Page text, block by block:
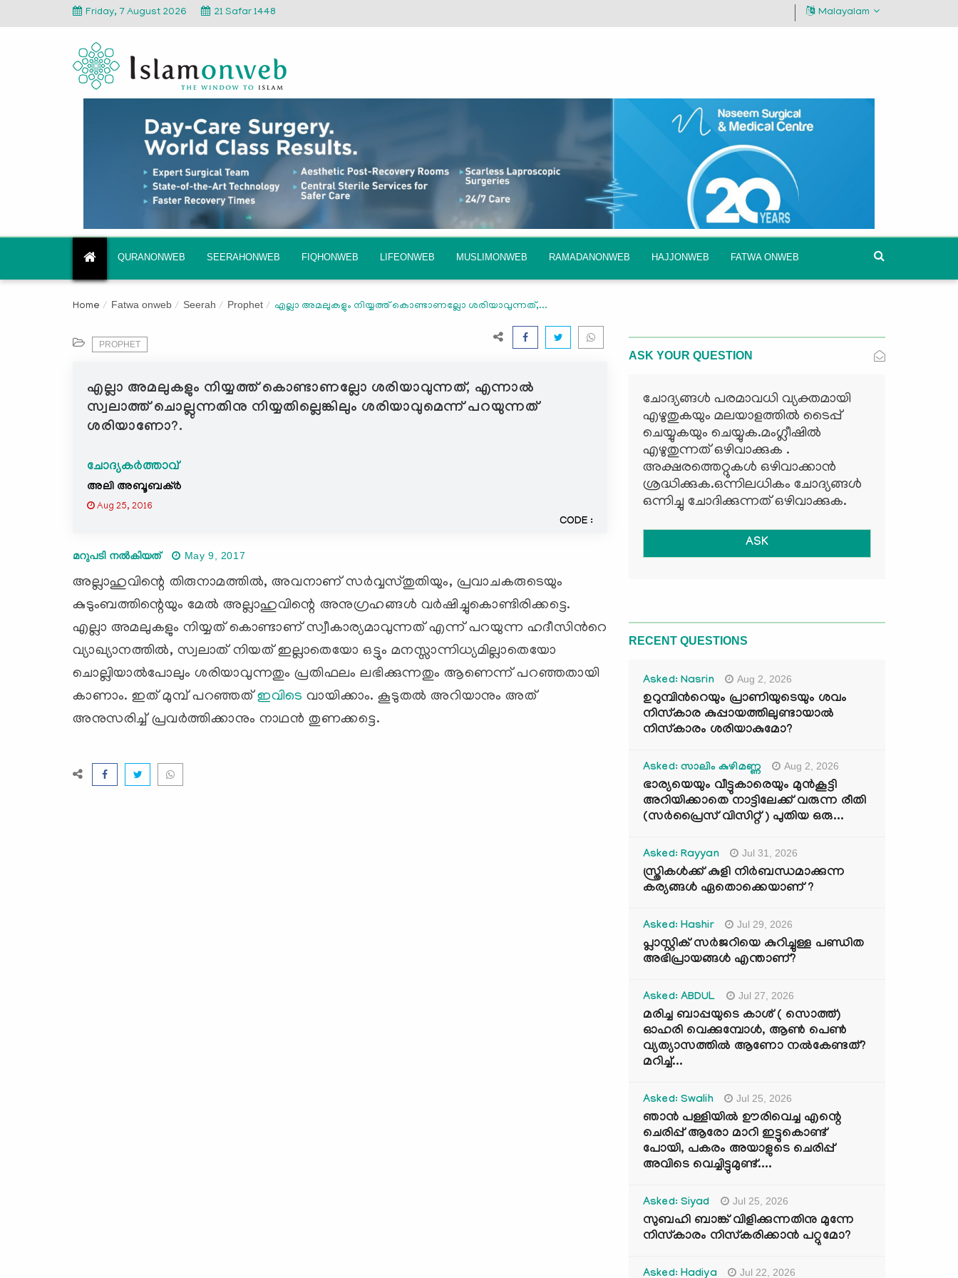
Friday, 7 August 2026 21 Safar 1448 Malayalam
QURANONWEB SEERAHONWEB FIQHONWEB LIFEONWEB MUSLIMONWEB RAMADANONWEB HAJJONWEB FATWA ONWEB
Home Fatwa onweb Seerah Prophet എല്ലാ അമലുകളും നിയ്യത്ത് കൊണ്ടാണല്ലോ ശരിയാവുന്നത്,...
PROPHET
എല്ലാ അമലുകളും നിയ്യത്ത് കൊണ്ടാണല്ലോ ശരിയാവുന്നത്, എന്നാൽ
സ്വലാത്ത് ചൊല്ലുന്നതിനു നിയ്യതില്ലെങ്കിലും ശരിയാവുമെന്ന് പറയുന്നത്
ശരിയാണോ?.
ചോദ്യകർത്താവ്
അലി അബൂബക്ര്‍
Aug 25, 2016
CODE :
മറുപടി നൽകിയത് May 9, 2017
അല്ലാഹുവിന്റെ തിരുനാമത്തില്‍, അവനാണ് സര്‍വ്വസ്തുതിയും, പ്രവാചകരുടെയും
കുടുംബത്തിന്റെയും മേല്‍ അല്ലാഹുവിന്റെ അനുഗ്രഹങ്ങള്‍ വര്‍ഷിച്ചുകൊണ്ടിരിക്കട്ടെ.
എല്ലാ അമലുകളും നിയ്യത് കൊണ്ടാണ് സ്വീകാര്യമാവുന്നത് എന്ന് പറയുന്ന ഹദീസിന്‍റെ
വ്യാഖ്യാനത്തില്‍, സ്വലാത് നിയത് ഇല്ലാതെയോ ഒട്ടും മനസ്സാന്നിധ്യമില്ലാതെയോ
ചൊല്ലിയാല്‍പോലും ശരിയാവുന്നതും പ്രതിഫലം ലഭിക്കുന്നതും ആണെന്ന് പറഞ്ഞതായി
കാണാം. ഇത് മുമ്പ് പറഞ്ഞത്ഇവിടെ വായിക്കാം. കൂടുതല്‍ അറിയാനും അത്
അനുസരിച്ച് പ്രവര്‍ത്തിക്കാനും നാഥന്‍ തുണക്കട്ടെ.
ASK YOUR QUESTION
ചോദ്യങ്ങള്‍ പരമാവധി വ്യക്തമായി
എഴുതുകയും മലയാളത്തില്‍ ടൈപ്പ്
ചെയ്യുകയും ചെയ്യുക.മംഗ്ലീഷില്‍
എഴുതുന്നത് ഒഴിവാക്കുക .
അക്ഷരത്തെറ്റുകള്‍ ഒഴിവാക്കാന്‍
ശ്രദ്ധിക്കുക.ഒന്നിലധികം ചോദ്യങ്ങള്‍
ഒന്നിച്ചു ചോദിക്കുന്നത് ഒഴിവാക്കുക.
ASK
RECENT QUESTIONS
Asked: Nasrin Aug 2, 2026
ഉറുമ്പിന്‍റെയും പ്രാണിയുടെയും ശവം
നിസ്കാര കുപ്പായത്തിലുണ്ടായാൽ
നിസ്കാരം ശരിയാകുമോ?
Asked: സാലിം കുഴിമണ്ണ Aug 2, 2026
ഭാര്യയെയും വീട്ടുകാരെയും മുൻകൂട്ടി
അറിയിക്കാതെ നാട്ടിലേക്ക് വരുന്ന രീതി
(സർപ്രൈസ് വിസിറ്റ് ) പുതിയ ഒരു...
Asked: Rayyan Jul 31, 2026
സ്ത്രികൾക്ക് കുളി നിർബന്ധമാക്കുന്ന
കര്യങ്ങൾ ഏതൊക്കെയാണ് ?
Asked: Hashir Jul 29, 2026
പ്ലാസ്റ്റിക് സർജറിയെ കുറിച്ചുള്ള പണ്ഡിത
അഭിപ്രായങ്ങൾ എന്താണ്?
Asked: ABDUL Jul 27, 2026
മരിച്ച ബാപ്പയുടെ കാശ് ( സൊത്ത്)
ഓഹരി വെക്കുമ്പോൾ, ആണ്‍ പെണ്‍
വ്യത്യാസത്തില്‍ ആണോ നല്‍കേണ്ടത്?
മറിച്ച്...
Asked: Swalih Jul 25, 2026
ഞാൻ പള്ളിയിൽ ഊരിവെച്ച എന്റെ
ചെരിപ്പ് ആരോ മാറി ഇട്ടുകൊണ്ട്
പോയി, പകരം അയാളുടെ ചെരിപ്പ്
അവിടെ വെച്ചിട്ടുമുണ്ട്....
Asked: Siyad Jul 25, 2026
സുബഹി ബാങ്ക് വിളിക്കുന്നതിനു മുന്നേ
നിസ്കാരം നിസ്കരിക്കാൻ പറ്റുമോ?
Asked: Hadiya Jul 22, 2026